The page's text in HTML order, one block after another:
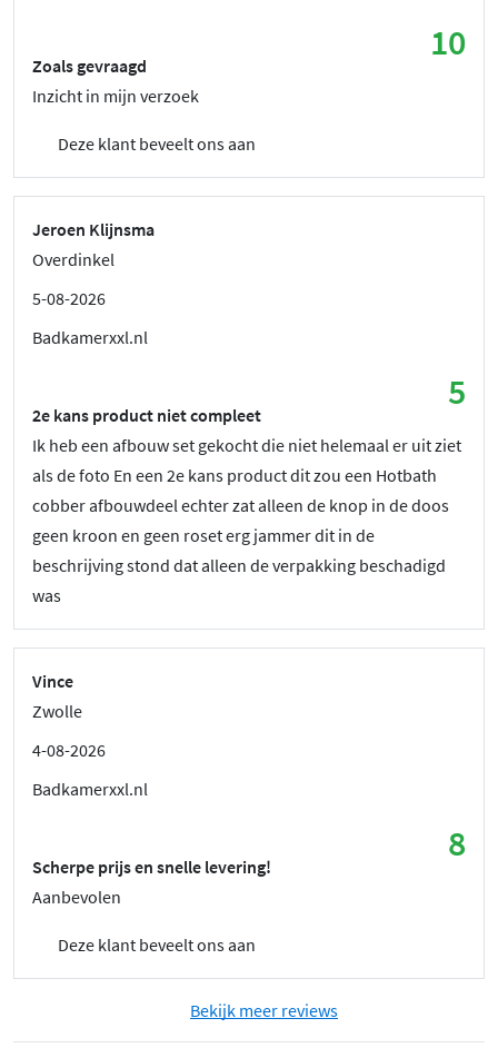
10
Zoals gevraagd
Inzicht in mijn verzoek
Deze klant beveelt ons aan
Jeroen Klijnsma
Overdinkel
5-08-2026
Badkamerxxl.nl
5
2e kans product niet compleet
Ik heb een afbouw set gekocht die niet helemaal er uit ziet
als de foto En een 2e kans product dit zou een Hotbath
cobber afbouwdeel echter zat alleen de knop in de doos
geen kroon en geen roset erg jammer dit in de
beschrijving stond dat alleen de verpakking beschadigd
was
Vince
Zwolle
4-08-2026
Badkamerxxl.nl
8
Scherpe prijs en snelle levering!
Aanbevolen
Deze klant beveelt ons aan
Bekijk meer reviews